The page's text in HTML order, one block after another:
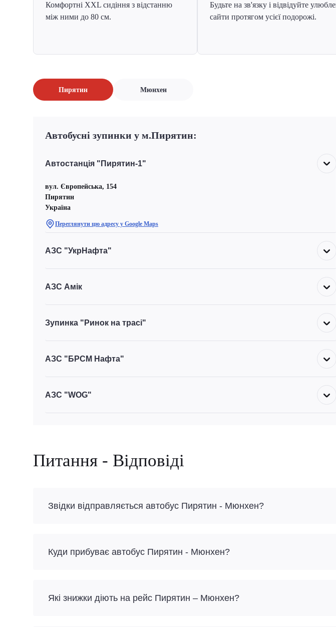
Комфортні XXL сидіння з відстанню
між ними до 80 см.
Будьте на зв'язку і відвідуйте
сайти протягом усієї подорожі.
Пирятин Мюнхен
Автобусні зупинки у м.Пирятин:
Автостанція "Пирятин-1"
вул. Європейська, 154
Пирятин
Україна
Переглянути цю адресу у Google Maps
АЗС "УкрНафта"
АЗС Амік
Зупинка "Ринок на трасі"
АЗС "БРСМ Нафта"
АЗС "WOG"
Питання - Відповіді
Звідки відправляється автобус Пирятин - Мюнхен?
Куди прибуває автобус Пирятин - Мюнхен?
Які знижки діють на рейс Пирятин – Мюнхен?